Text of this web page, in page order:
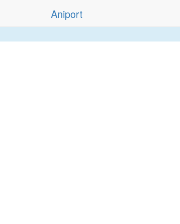
Aniport